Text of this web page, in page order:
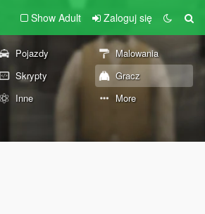
Show Adult Zaloguj się
Pojazdy
Malowania
Skrypty
Gracz
Inne More